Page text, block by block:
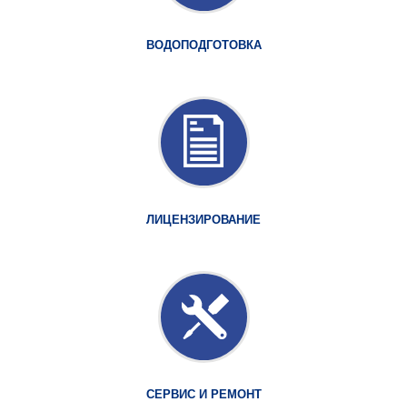
ВОДОПОДГОТОВКА
ЛИЦЕНЗИРОВАНИЕ
СЕРВИС И РЕМОНТ